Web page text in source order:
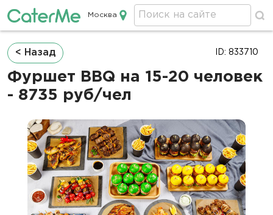
Кейтеринг в Москве
Москва
Строка
навигации
< Назад
Фуршет BBQ на 15-20 человек
- 8735 руб/чел
ID: 833710